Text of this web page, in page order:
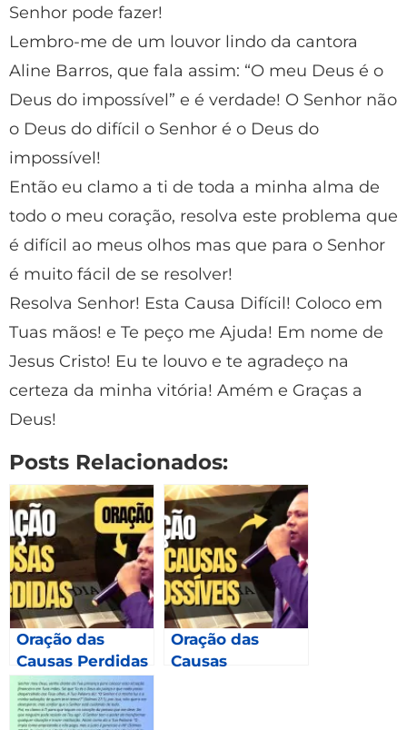
Senhor pode fazer!
Lembro-me de um louvor lindo da cantora
Aline Barros, que fala assim: “O meu Deus é o
Deus do impossível” e é verdade! O Senhor não
o Deus do difícil o Senhor é o Deus do
impossível!
Então eu clamo a ti de toda a minha alma de
todo o meu coração, resolva este problema que
é difícil ao meus olhos mas que para o Senhor
é muito fácil de se resolver!
Resolva Senhor! Esta Causa Difícil! Coloco em
Tuas mãos! e Te peço me Ajuda! Em nome de
Jesus Cristo! Eu te louvo e te agradeço na
certeza da minha vitória! Amém e Graças a
Deus!
Posts Relacionados:
Oração das
Causas Perdidas
Oração das
Causas